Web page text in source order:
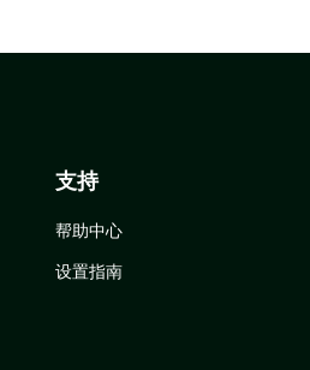
支持
帮助中心
设置指南